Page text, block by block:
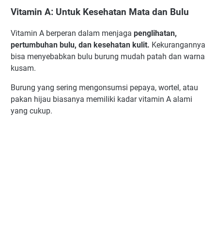
Vitamin A: Untuk Kesehatan Mata dan Bulu
Vitamin A berperan dalam menjaga penglihatan,
pertumbuhan bulu, dan kesehatan kulit. Kekurangannya
bisa menyebabkan bulu burung mudah patah dan warna
kusam.
Burung yang sering mengonsumsi pepaya, wortel, atau
pakan hijau biasanya memiliki kadar vitamin A alami
yang cukup.